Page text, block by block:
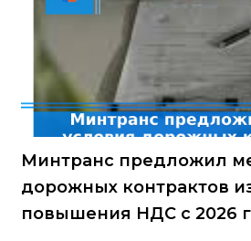
Минтранс предложил
дорожных контрактов
повышения НДС с 2026